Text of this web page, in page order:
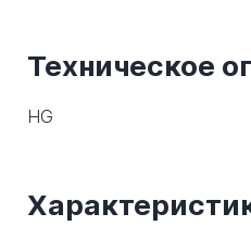
Техническое
HG